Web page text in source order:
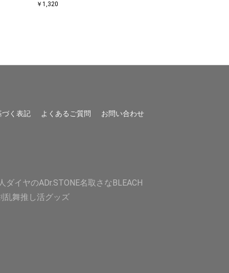
￥1,320
づく表記 よくあるご質問 お問い合わせ
ダイヤのADr.STONE名取さな BLEACH
乱舞推し活グッズ